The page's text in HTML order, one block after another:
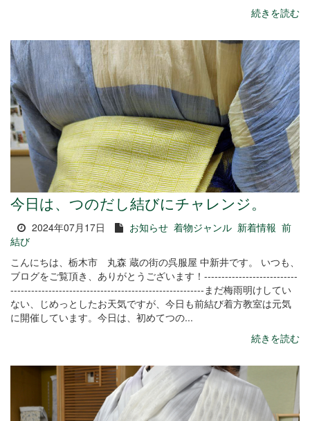
続きを読む
今日は、つのだし結びにチャレンジ。
2024年07月17日 お知らせ 着物ジャンル 新着情報 前
結び
こんにちは、栃木市 丸森 蔵の街の呉服屋 中新井です。 いつも、
ブログをご覧頂き、ありがとうございます！---------------------------
--------------------------------------------------------まだ梅雨明けしてい
ない、じめっとしたお天気ですが、今日も前結び着方教室は元気
に開催しています。今日は、初めてつの...
続きを読む